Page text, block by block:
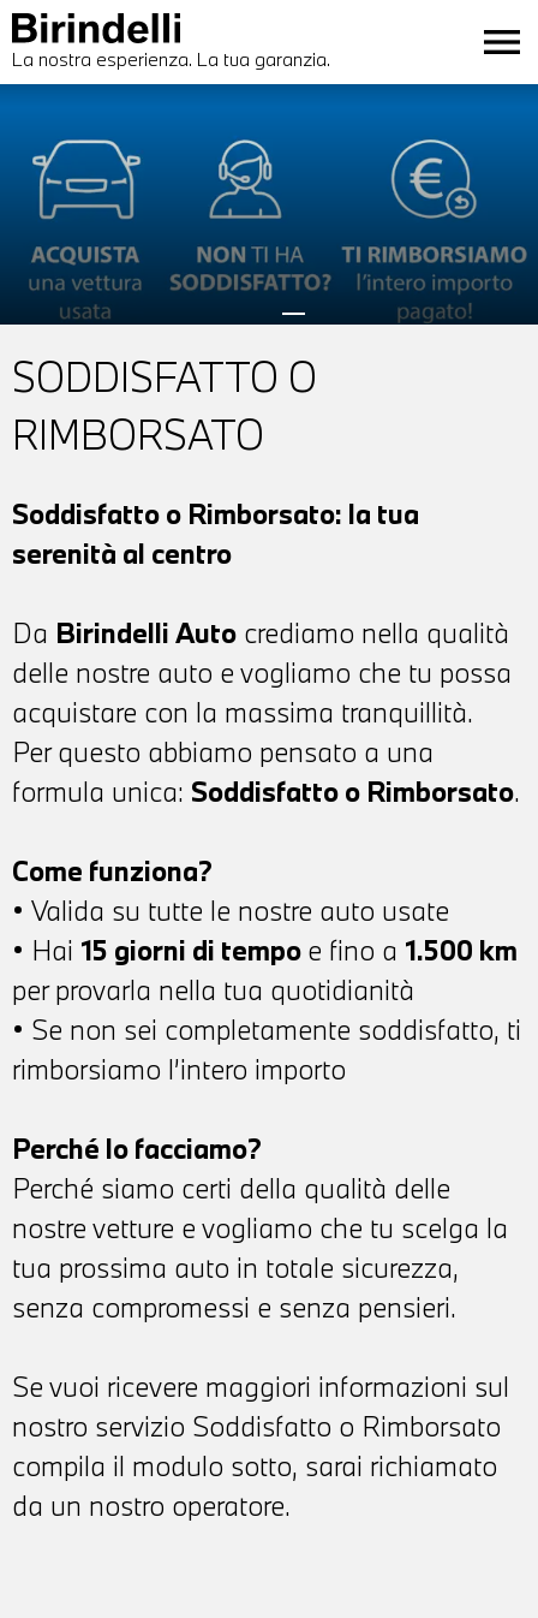
La nostra esperienza. La tua garanzia. menu
SODDISFATTO O
RIMBORSATO
Soddisfatto o Rimborsato: la tua
serenità al centro
Da Birindelli Auto crediamo nella qualità
delle nostre auto e vogliamo che tu possa
acquistare con la massima tranquillità.
Per questo abbiamo pensato a una
formula unica: Soddisfatto o Rimborsato.
Come funziona?
• Valida su tutte le nostre auto usate
• Hai 15 giorni di tempo e fino a 1.500 km
per provarla nella tua quotidianità
• Se non sei completamente soddisfatto, ti
rimborsiamo l’intero importo
Perché lo facciamo?
Perché siamo certi della qualità delle
nostre vetture e vogliamo che tu scelga la
tua prossima auto in totale sicurezza,
senza compromessi e senza pensieri.
Se vuoi ricevere maggiori informazioni sul
nostro servizio Soddisfatto o Rimborsato
compila il modulo sotto, sarai richiamato
da un nostro operatore.